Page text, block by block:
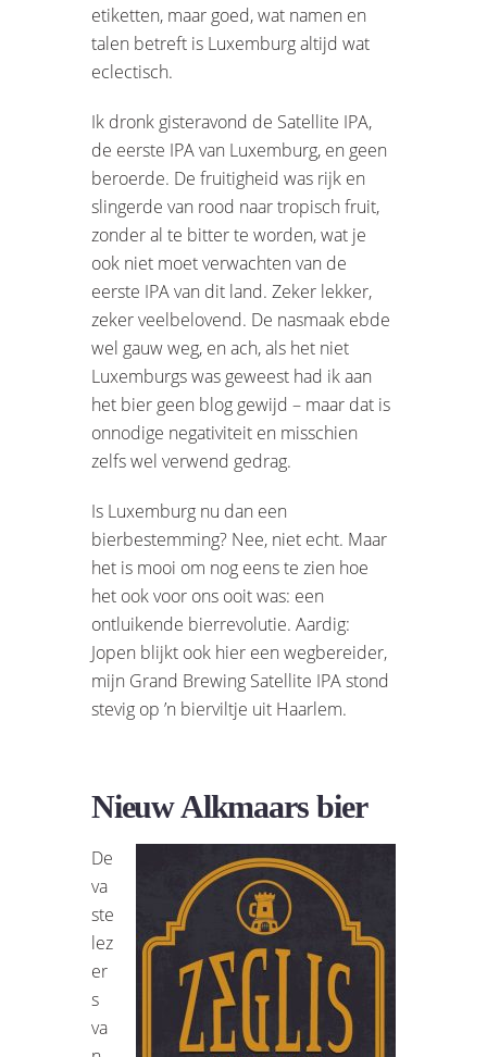
etiketten, maar goed, wat namen en
talen betreft is Luxemburg altijd wat
eclectisch.
Ik dronk gisteravond de Satellite IPA,
de eerste IPA van Luxemburg, en geen
beroerde. De fruitigheid was rijk en
slingerde van rood naar tropisch fruit,
zonder al te bitter te worden, wat je
ook niet moet verwachten van de
eerste IPA van dit land. Zeker lekker,
zeker veelbelovend. De nasmaak ebde
wel gauw weg, en ach, als het niet
Luxemburgs was geweest had ik aan
het bier geen blog gewijd – maar dat is
onnodige negativiteit en misschien
zelfs wel verwend gedrag.
Is Luxemburg nu dan een
bierbestemming? Nee, niet echt. Maar
het is mooi om nog eens te zien hoe
het ook voor ons ooit was: een
ontluikende bierrevolutie. Aardig:
Jopen blijkt ook hier een wegbereider,
mijn Grand Brewing Satellite IPA stond
stevig op ’n bierviltje uit Haarlem.
Nieuw Alkmaars bier
De
va
ste
lez
er
s
va